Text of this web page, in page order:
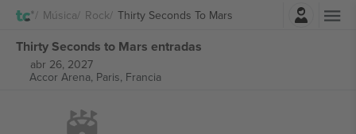
Música Rock Thirty Seconds To Mars
Iniciar sesión
Thirty Seconds to Mars entradas
abr 26, 2027
Accor Arena, Paris, Francia